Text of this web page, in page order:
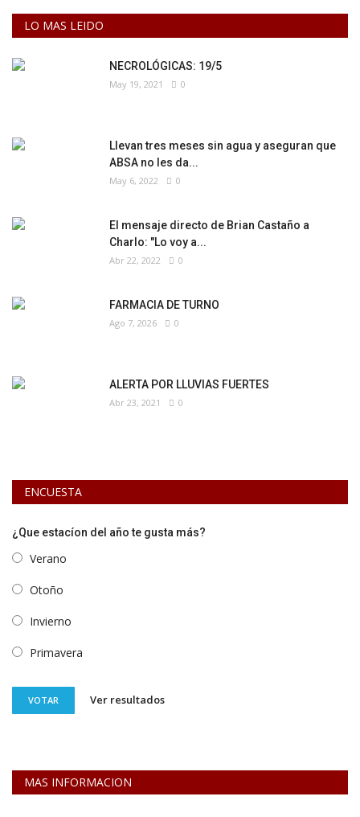
LO MAS LEIDO
NECROLÓGICAS: 19/5
May 19, 2021 0
Llevan tres meses sin agua y aseguran que
ABSA no les da...
May 6, 2022 0
El mensaje directo de Brian Castaño a
Charlo: "Lo voy a...
Abr 22, 2022 0
FARMACIA DE TURNO
Ago 7, 2026 0
ALERTA POR LLUVIAS FUERTES
Abr 23, 2021 0
ENCUESTA
¿Que estacíon del año te gusta más?
Verano
Otoño
Invierno
Primavera
VOTAR Ver resultados
MAS INFORMACION